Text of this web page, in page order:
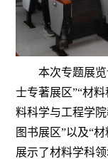
本次专题展
士专著展区”“材
料科学与工程学
图书展区”以及“
展示了材料学科